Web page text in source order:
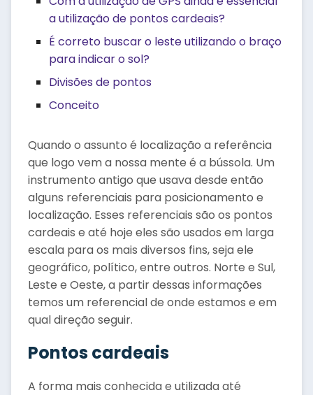
a utilização de pontos cardeais?
É correto buscar o leste utilizando o braço
para indicar o sol?
Divisões de pontos
Conceito
Quando o assunto é localização a referência
que logo vem a nossa mente é a bússola. Um
instrumento antigo que usava desde então
alguns referenciais para posicionamento e
localização. Esses referenciais são os pontos
cardeais e até hoje eles são usados em larga
escala para os mais diversos fins, seja ele
geográfico, político, entre outros. Norte e Sul,
Leste e Oeste, a partir dessas informações
temos um referencial de onde estamos e em
qual direção seguir.
Pontos cardeais
A forma mais conhecida e utilizada até